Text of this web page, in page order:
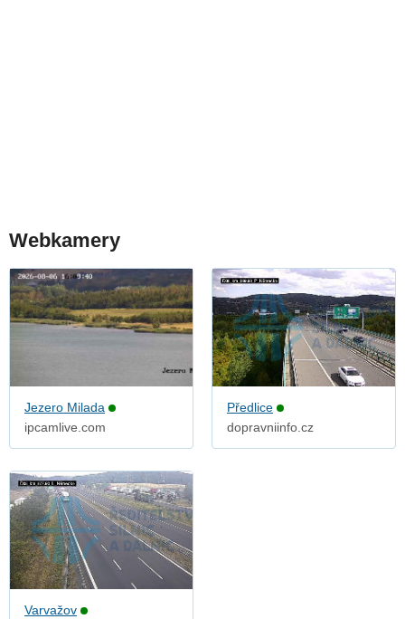
Webkamery
Jezero Milada
ipcamlive.com
Předlice
dopravniinfo.cz
Varvažov